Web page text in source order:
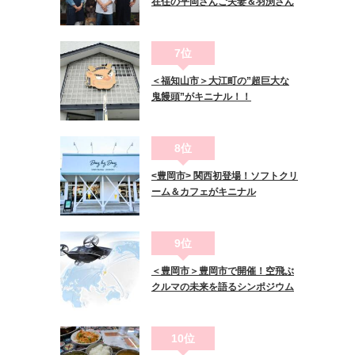
7位
＜福知山市＞大江町の”超巨大な
鬼饅頭”がキニナル！！
8位
<豊岡市> 関西初登場！ソフトクリ
ーム＆カフェがキニナル
9位
＜豊岡市＞豊岡市で開催！空飛ぶ
クルマの未来を語るシンポジウム
10位